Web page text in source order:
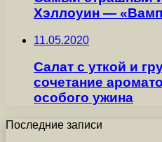
Хэллоуин —
11.05.2020
Салат с уткой и
сочетание
особого ужина
Последние записи